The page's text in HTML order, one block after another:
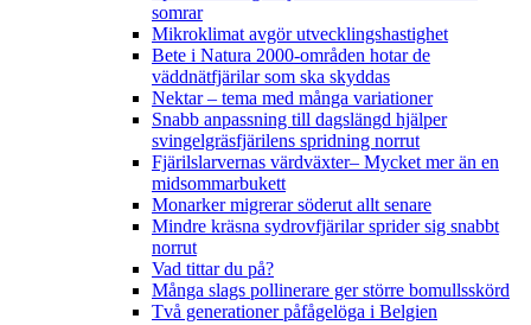
somrar
Mikroklimat avgör utvecklingshastighet
Bete i Natura 2000-områden hotar de
väddnätfjärilar som ska skyddas
Nektar – tema med många variationer
Snabb anpassning till dagslängd hjälper
svingelgräsfjärilens spridning norrut
Fjärilslarvernas värdväxter– Mycket mer än en
midsommarbukett
Monarker migrerar söderut allt senare
Mindre kräsna sydrovfjärilar sprider sig snabbt
norrut
Vad tittar du på?
Många slags pollinerare ger större bomullsskörd
Två generationer påfågelöga i Belgien